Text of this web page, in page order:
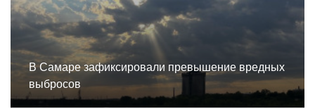
В Самаре зафиксировали превышение вредных
выбросов